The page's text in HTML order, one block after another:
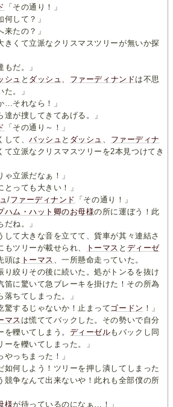
「その通り！」
何して？」
来たの？」
きくて立派なクリスマスツリーが無いか探
もだ。」
シュ と ダッシュ ファーディナンドは不思
。」
…それなら！」
達が捜してきてあげる。」
「その通り～！」
して、バッシュ と ダッシュ
ファーディナ
て立派なクリスマスツリーを2本見つけてき
ゃ立派だなぁ！」
とっても大きい！」
/ファーディナンド 「その通り！」
ハム・ハット卿のお母様の所に運ぼう！此
ね。」
して大きな音を立てて、貨車が其々連結さ
ツリーが載せられ、
トーマス と ディーゼ
頭は トーマス
、一所懸命走っていた。
り絞りその後に続いた。処がトンるを抜け
笛に驚いて急ブレーキを掛けた！その所為
ちてしまった。」
驚するじゃないか！止まって ゴードン ！」
マス は慌ててバックした。その勢いで自分
轢いてしまう。 ディーゼルもバックし同
ーを轢いてしまった。」
やっちまった！」
如何しよう！ツリーを押し潰してしまった
競争なんて出来ないや！此れも全部僕の所
様が待っているのになぁ…！」